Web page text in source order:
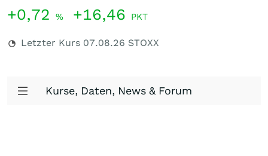
+0,72 % +16,46 PKT
Letzter Kurs 07.08.26 STOXX
Kurse, Daten, News & Forum